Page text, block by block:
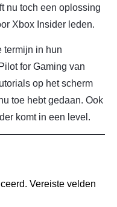
nu toch een oplossing
Xbox Insider leden.
termijn in hun
for Gaming van
op het scherm
toe hebt gedaan. Ook
komt in een level.
Vereiste velden